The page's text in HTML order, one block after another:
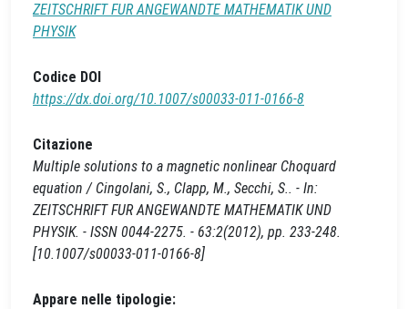
ZEITSCHRIFT FUR ANGEWANDTE MATHEMATIK UND
PHYSIK
Codice DOI
https://dx.doi.org/10.1007/s00033-011-0166-8
Citazione
Multiple solutions to a magnetic nonlinear Choquard
equation / Cingolani, S., Clapp, M., Secchi, S.. - In:
ZEITSCHRIFT FUR ANGEWANDTE MATHEMATIK UND
PHYSIK. - ISSN 0044-2275. - 63:2(2012), pp. 233-248.
[10.1007/s00033-011-0166-8]
Appare nelle tipologie: